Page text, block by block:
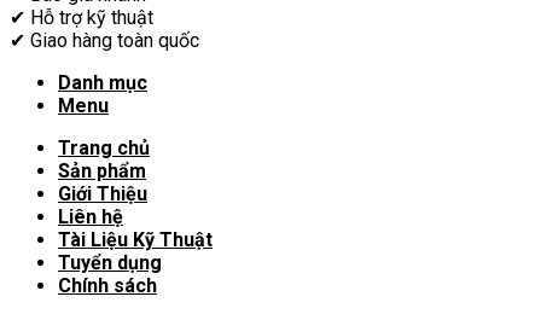
✔ Hỗ trợ kỹ thuật
✔ Giao hàng toàn quốc
Danh mục
Menu
Trang chủ
Sản phẩm
Giới Thiệu
Liên hệ
Tài Liệu Kỹ Thuật
Tuyển dụng
Chính sách